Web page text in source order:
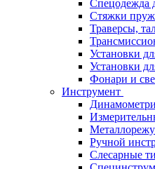
Спецодежда
Стяжки
Траверсы,
Установки
Установки
Фонари и
Инструмент
Ручной
Слесарные